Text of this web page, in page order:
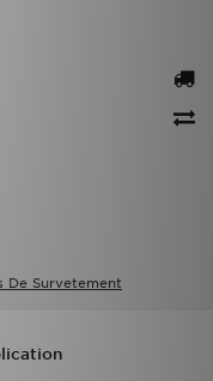
De Survetement